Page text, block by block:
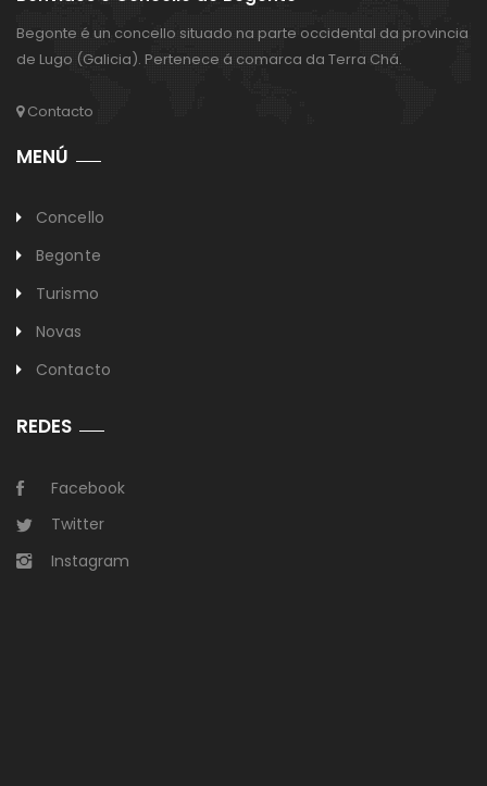
Begonte é un concello situado na parte occidental da provincia
de Lugo (Galicia). Pertenece á comarca da Terra Chá.
Contacto
MENÚ
Concello
Begonte
Turismo
Novas
Contacto
REDES
Facebook
Twitter
Instagram